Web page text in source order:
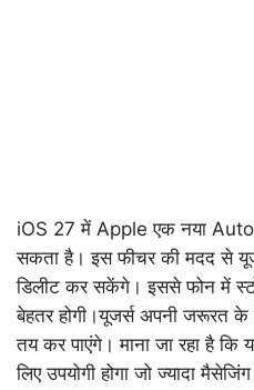
iOS 27 में Apple एक नया
सकता है। इस फीचर की मदद से
डिलीट कर सकेंगे। इससे फोन में
बेहतर होगी।यूजर्स अपनी जरूरत
तय कर पाएंगे। माना जा रहा है कि
लिए उपयोगी होगा जो ज्यादा